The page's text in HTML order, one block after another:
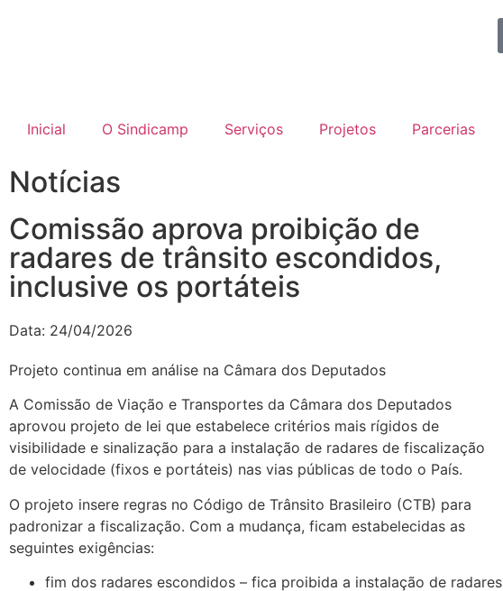
Inicial O Sindicamp Serviços Projetos Parcerias
Notícias
Comissão aprova proibição de
radares de trânsito escondidos,
inclusive os portáteis
Data: 24/04/2026
Projeto continua em análise na Câmara dos Deputados
A Comissão de Viação e Transportes da Câmara dos Deputados
aprovou projeto de lei que estabelece critérios mais rígidos de
visibilidade e sinalização para a instalação de radares de fiscalização
de velocidade (fixos e portáteis) nas vias públicas de todo o País.
O projeto insere regras no Código de Trânsito Brasileiro (CTB) para
padronizar a fiscalização. Com a mudança, ficam estabelecidas as
seguintes exigências:
fim dos radares escondidos – fica proibida a instalação de radares